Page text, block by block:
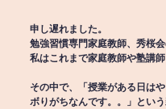
申し遅れました。
勉強習慣専門家庭教師、秀桜会
私はこれまで家庭教師や塾講
その中で、「授業がある日は
ボりがちなんです。。」とい